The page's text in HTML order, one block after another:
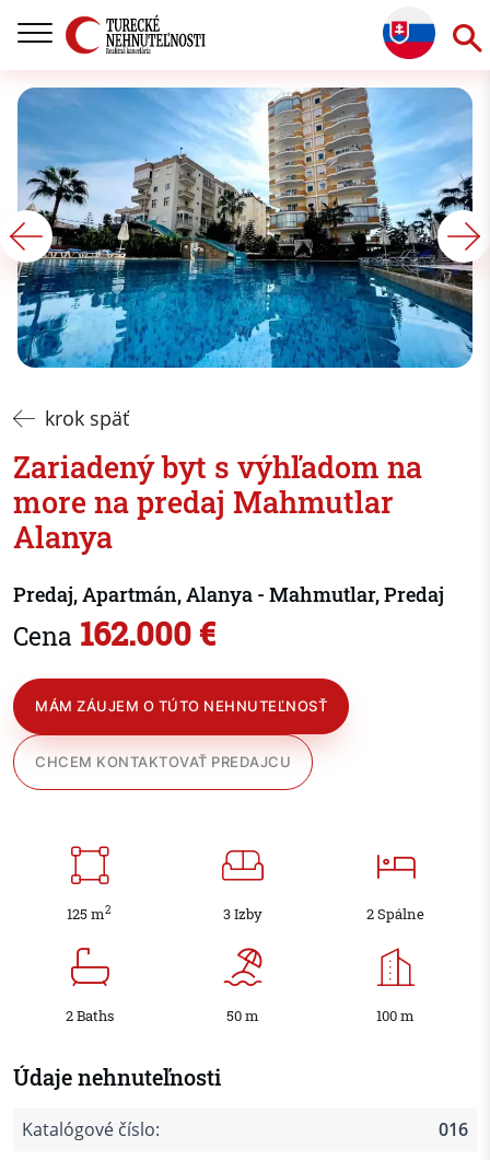
krok späť
Zariadený byt s výhľadom na
more na predaj Mahmutlar
Alanya
Predaj, Apartmán, Alanya - Mahmutlar, Predaj
Cena 162.000 €
MÁM ZÁUJEM O TÚTO NEHNUTEĽNOSŤ
CHCEM KONTAKTOVAŤ PREDAJCU
125 m2 3 Izby 2 Spálne
2 Baths 50 m 100 m
Údaje nehnuteľnosti
Katalógové číslo:
016